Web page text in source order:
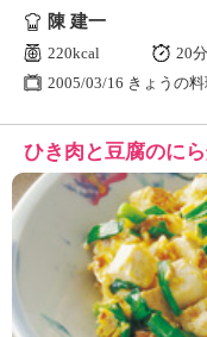
陳 建一
220kcal
20分
2005/03/16 きょうの
ひき肉と豆腐のに